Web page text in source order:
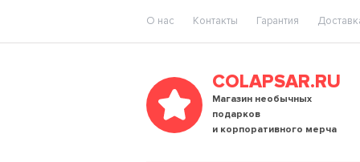
O нас Контакты Гарантия
COLAPSAR.RU
Магазин необычных
подарков
и корпоративного мерча